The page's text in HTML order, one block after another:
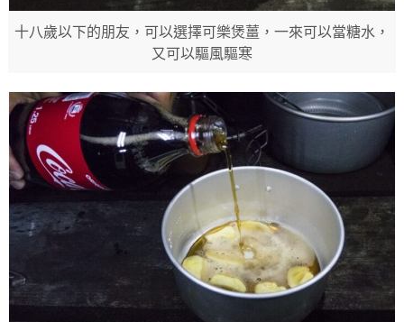
十八歲以下的朋友，可以選擇可樂煲薑，一來可以當糖水，
又可以驅風驅寒